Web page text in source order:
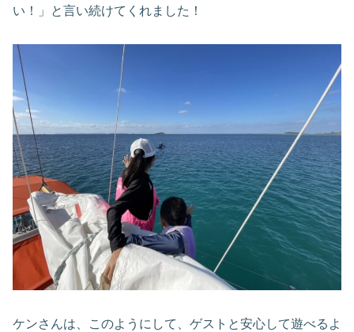
い！」と言い続けてくれました！
ケンさんは、このようにして、ゲストと安心して遊べるよ